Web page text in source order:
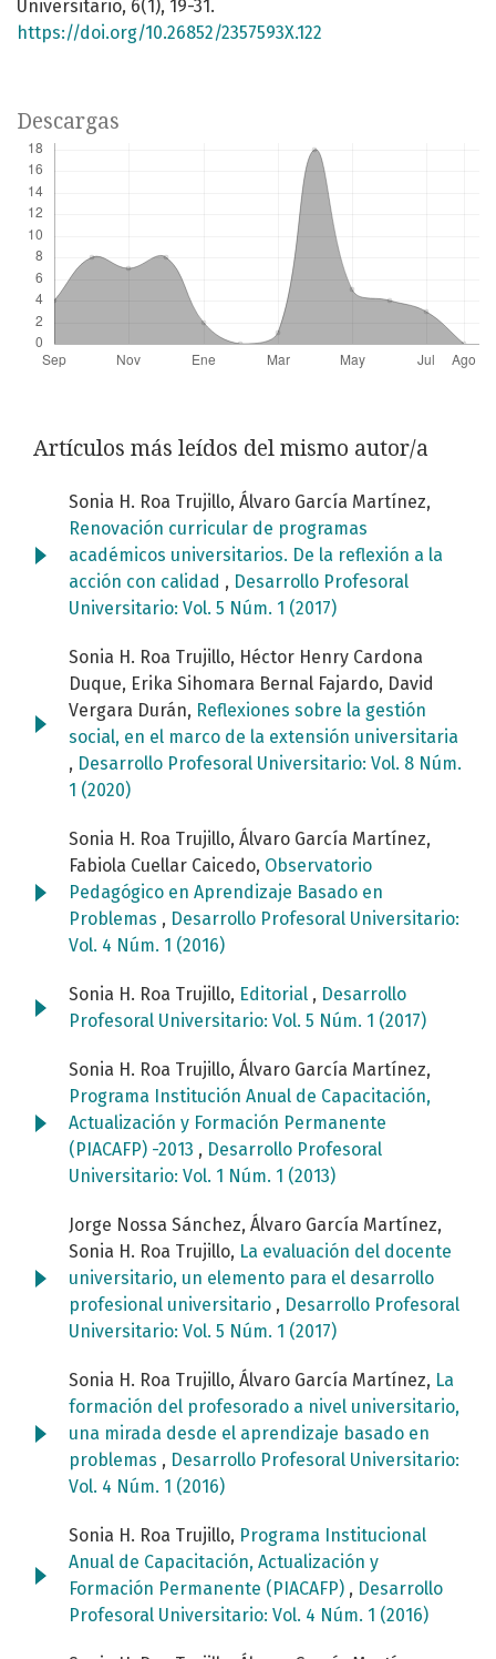
Universitario, 6(1), 19-31.
https://doi.org/10.26852/2357593X.122
Descargas
Artículos más leídos del mismo autor/a
Sonia H. Roa Trujillo, Álvaro García Martínez,
Renovación curricular de programas
académicos universitarios. De la reflexión a la
acción con calidad , Desarrollo Profesoral
Universitario: Vol. 5 Núm. 1 (2017)
Sonia H. Roa Trujillo, Héctor Henry Cardona
Duque, Erika Sihomara Bernal Fajardo, David
Vergara Durán, Reflexiones sobre la gestión
social, en el marco de la extensión universitaria
, Desarrollo Profesoral Universitario: Vol. 8 Núm.
1 (2020)
Sonia H. Roa Trujillo, Álvaro García Martínez,
Fabiola Cuellar Caicedo, Observatorio
Pedagógico en Aprendizaje Basado en
Problemas , Desarrollo Profesoral Universitario:
Vol. 4 Núm. 1 (2016)
Sonia H. Roa Trujillo, Editorial , Desarrollo
Profesoral Universitario: Vol. 5 Núm. 1 (2017)
Sonia H. Roa Trujillo, Álvaro García Martínez,
Programa Institución Anual de Capacitación,
Actualización y Formación Permanente
(PIACAFP) -2013 , Desarrollo Profesoral
Universitario: Vol. 1 Núm. 1 (2013)
Jorge Nossa Sánchez, Álvaro García Martínez,
Sonia H. Roa Trujillo, La evaluación del docente
universitario, un elemento para el desarrollo
profesional universitario , Desarrollo Profesoral
Universitario: Vol. 5 Núm. 1 (2017)
Sonia H. Roa Trujillo, Álvaro García Martínez, La
formación del profesorado a nivel universitario,
una mirada desde el aprendizaje basado en
problemas , Desarrollo Profesoral Universitario:
Vol. 4 Núm. 1 (2016)
Sonia H. Roa Trujillo, Programa Institucional
Anual de Capacitación, Actualización y
Formación Permanente (PIACAFP) , Desarrollo
Profesoral Universitario: Vol. 4 Núm. 1 (2016)